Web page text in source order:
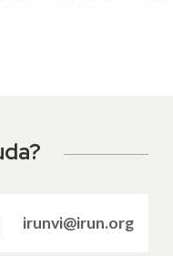
irunvi@irun.org